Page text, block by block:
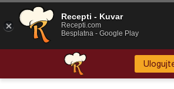
Recepti - Kuvar
Recepti.com
Besplatna - Google Play